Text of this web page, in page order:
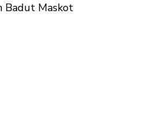
Badut Maskot